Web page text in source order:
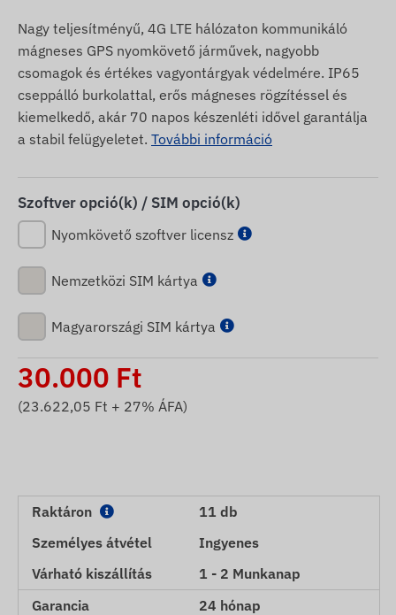
Nagy teljesítményű, 4G LTE hálózaton kommunikáló
mágneses GPS nyomkövető járművek, nagyobb
csomagok és értékes vagyontárgyak védelmére. IP65
cseppálló burkolattal, erős mágneses rögzítéssel és
kiemelkedő, akár 70 napos készenléti idővel garantálja
a stabil felügyeletet. További információ
Szoftver opció(k) / SIM opció(k)
Nyomkövető szoftver licensz
Nemzetközi SIM kártya
Magyarországi SIM kártya
30.000 Ft
(23.622,05 Ft + 27% ÁFA)
Raktáron
11 db
Személyes átvétel
Ingyenes
Várható kiszállítás
1 - 2 Munkanap
Garancia
24 hónap